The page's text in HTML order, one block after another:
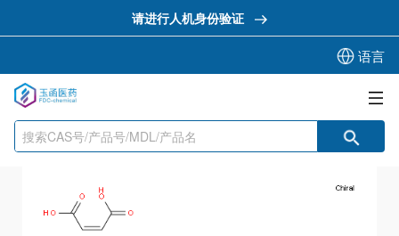
请进行人机身份验证
语言